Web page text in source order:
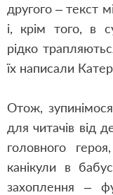
другого – текст
і, крім того, в
рідко
їх написали
Отож,
для читачів від
головного
канікули в
захоплення –